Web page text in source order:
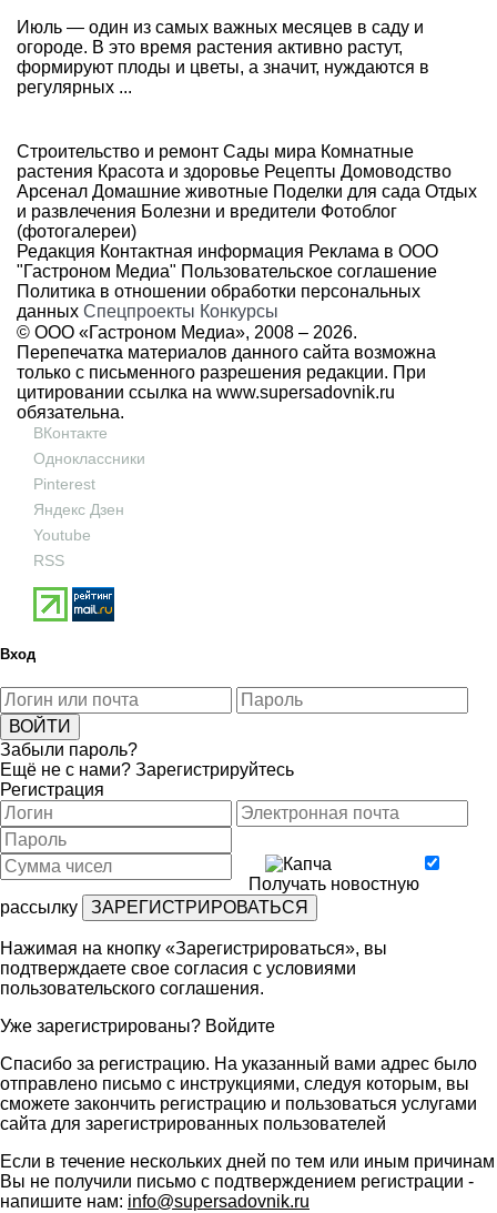
Июль — один из самых важных месяцев в саду и
огороде. В это время растения активно растут,
формируют плоды и цветы, а значит, нуждаются в
регулярных ...
Строительство и ремонт Сады мира Комнатные
растения Красота и здоровье Рецепты Домоводство
Арсенал Домашние животные Поделки для сада Отдых
и развлечения Болезни и вредители Фотоблог
(фотогалереи)
Редакция Контактная информация Реклама в ООО
"Гастроном Медиа" Пользовательское соглашение
Политика в отношении обработки персональных
данных Спецпроекты Конкурсы
© ООО «Гастроном Медиа», 2008 – 2026.
Перепечатка материалов данного сайта возможна
только с письменного разрешения редакции. При
цитировании ссылка на www.supersadovnik.ru
обязательна.
ВКонтакте
Одноклассники
Pinterest
Яндекс Дзен
Youtube
RSS
Вход
Забыли пароль?
Ещё не с нами? Зарегистрируйтесь
Регистрация
Получать новостную
рассылку
Нажимая на кнопку «Зарегистрироваться», вы
подтверждаете свое согласия с условиями
пользовательского соглашения.
Уже зарегистрированы? Войдите
Спасибо за регистрацию. На указанный вами адрес было
отправлено письмо с инструкциями, следуя которым, вы
сможете закончить регистрацию и пользоваться услугами
сайта для зарегистрированных пользователей
Если в течение нескольких дней по тем или иным причинам
Вы не получили письмо с подтверждением регистрации -
напишите нам: info@supersadovnik.ru